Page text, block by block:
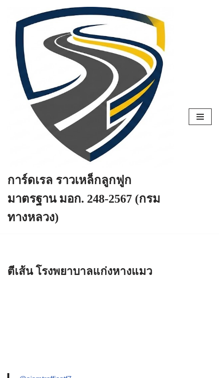
Skip
content
การ์ดเรล ราวเหล็กลูกฟูก
มาตรฐาน มอก. 248-2567 (กรม
ทางหลวง)
ตีเส้น โรงพยาบาลแก่งหางแมว